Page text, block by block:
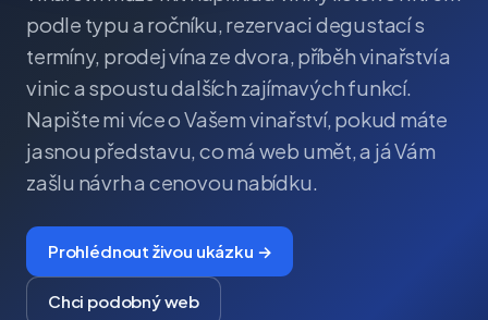
podle typu a ročníku, rezervaci degustací s
termíny, prodej vína ze dvora, příběh vinařství a
vinic a spoustu dalších zajímavých funkcí.
Napište mi více o Vašem vinařství, pokud máte
jasnou představu, co má web umět, a já Vám
zašlu návrh a cenovou nabídku.
Prohlédnout živou ukázku →
Chci podobný web